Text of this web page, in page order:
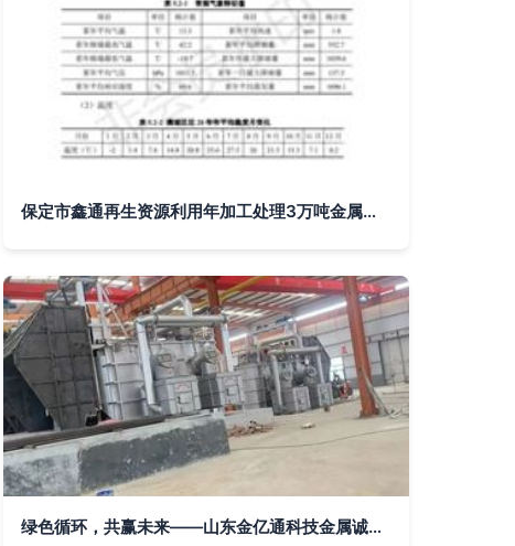
保定市鑫通再生资源利用年加工处理3万吨金属再生物料项目环境影响评价分析
绿色循环，共赢未来——山东金亿通科技金属诚邀您共赴2023第八届中国再生资源产业发展大会